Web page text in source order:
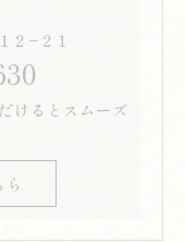
２−２１
けるとスムーズ